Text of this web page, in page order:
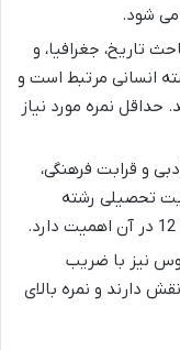
می شود.
تاریخ، جغرافیا، و
انسانی مرتبط است و
می باشد. حداقل نمره مورد نیاز
و قرابت فرهنگی،
در هدایت تحصیلی رشته
نیز با ضریب
نقش دارند و نمره بالای